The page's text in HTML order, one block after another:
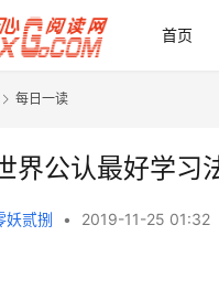
首页
每日一读
界公认最好学习
妖贰捌 • 2019-11-25 01:32